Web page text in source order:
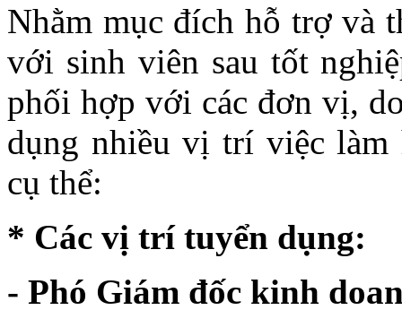
Nhằm mục đích hỗ trợ và
với sinh viên sau tốt
phối hợp với các đơn vị,
dụng nhiều vị trí việc làm
cụ thể:
* Các vị trí tuyển dụng:
- Phó Giám đốc kinh